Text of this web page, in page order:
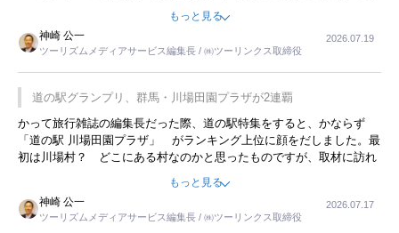
んてことは、冗談でもいえません。そんな中で、この企画展はタイム
もっと見る
神崎 公一
ツーリズムメディアサービス編集長 / ㈱ツーリンクス取締役
2026.07.19
道の駅グランプリ、群馬・川場田園プラザが2連覇
かって旅行雑誌の編集長だった際、道の駅特集をすると、かならず
「道の駅 川場田園プラザ」 がランキング上位に顔をだしました。最
初は川場村？ どこにある村なのかと思ったものですが、取材に訪れ
永井 彰一社長にインタビューしたら、興味深い話が次々が飛び出しま
した。プレゼンも巧みで、今でも思い出すことが２つあります。一つ
は、従業員に東京ディズニーランドを見学させ、サービス業、接客業
の何かを理解してもらっていることです。 もう一つは1800円もする
もっと見る
神崎 公一
ツーリズムメディアサービス編集長 / ㈱ツーリンクス取締役
2026.07.17